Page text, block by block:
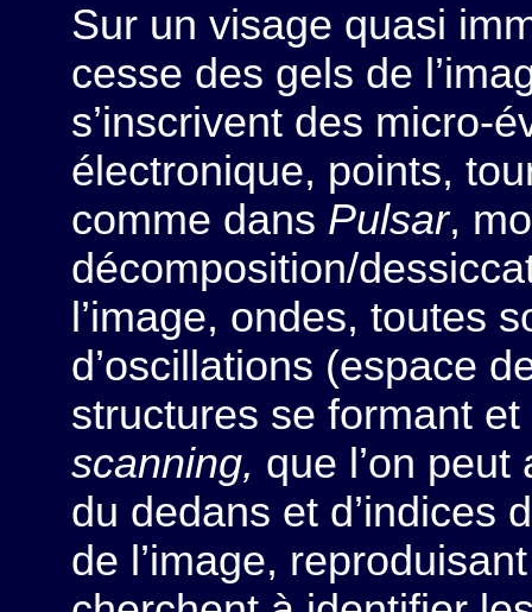
Sur un visage quasi
cesse des gels de
s’inscrivent des micro-
électronique, points,
comme dans Pulsar,
décomposition/
l’image, ondes, toutes
d’oscillations (espace
structures se formant et
scanning, que l’on peut
du dedans et d’indices
de l’image,